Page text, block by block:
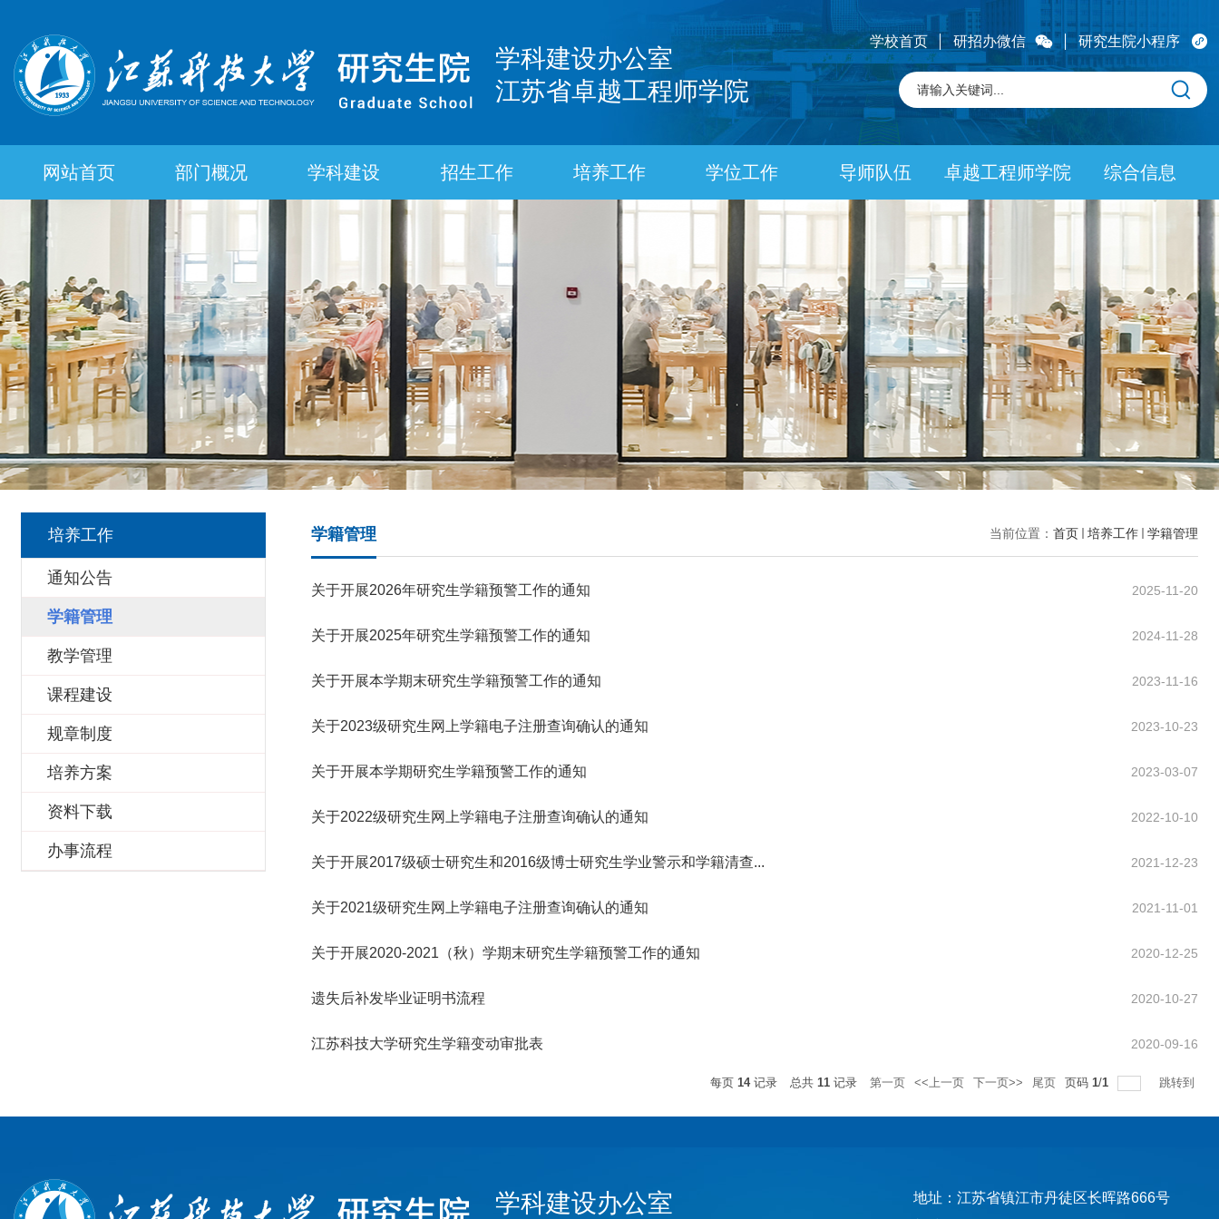
学科建设办公室
江苏省卓越工程师学院
学校首页 研招办微信 研究生院小程序
网站首页 部门概况 学科建设 招生工作 培养工作 学位工作 导师队伍 卓越工程师学院 综合信息
培养工作
通知公告
学籍管理
教学管理
课程建设
规章制度
培养方案
资料下载
办事流程
当前位置： 首页 培养工作 学籍管理
学籍管理
关于开展2026年研究生学籍预警工作的通知 2025-11-20
关于开展2025年研究生学籍预警工作的通知 2024-11-28
关于开展本学期末研究生学籍预警工作的通知 2023-11-16
关于2023级研究生网上学籍电子注册查询确认的通知 2023-10-23
关于开展本学期研究生学籍预警工作的通知 2023-03-07
关于2022级研究生网上学籍电子注册查询确认的通知 2022-10-10
关于开展2017级硕士研究生和2016级博士研究生学业警示和学籍清查... 2021-12-23
关于2021级研究生网上学籍电子注册查询确认的通知 2021-11-01
关于开展2020-2021（秋）学期末研究生学籍预警工作的通知 2020-12-25
遗失后补发毕业证明书流程 2020-10-27
江苏科技大学研究生学籍变动审批表 2020-09-16
每页 14记录 总共 11记录 第一页 <<上一页 下一页>> 尾页 页码 1/1 跳转到
学科建设办公室
地址：江苏省镇江市丹徒区长晖路666号